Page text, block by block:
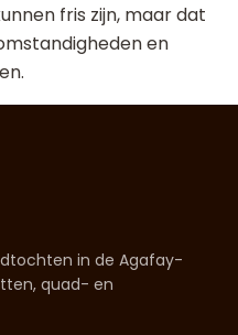
fris zijn, maar dat
en
in de Agafay-
quad- en